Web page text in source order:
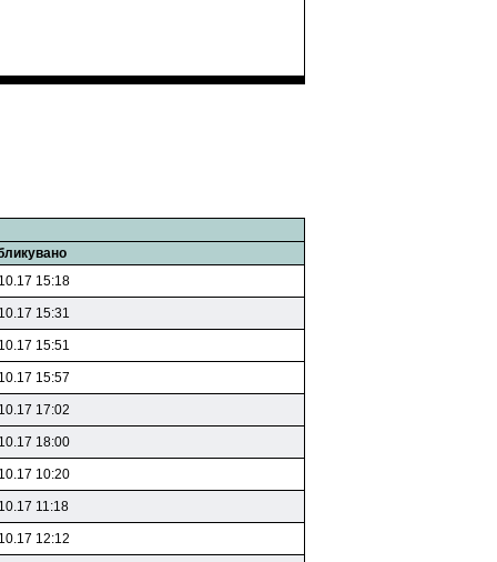
15:18
15:31
15:51
15:57
17:02
18:00
10:20
11:18
12:12